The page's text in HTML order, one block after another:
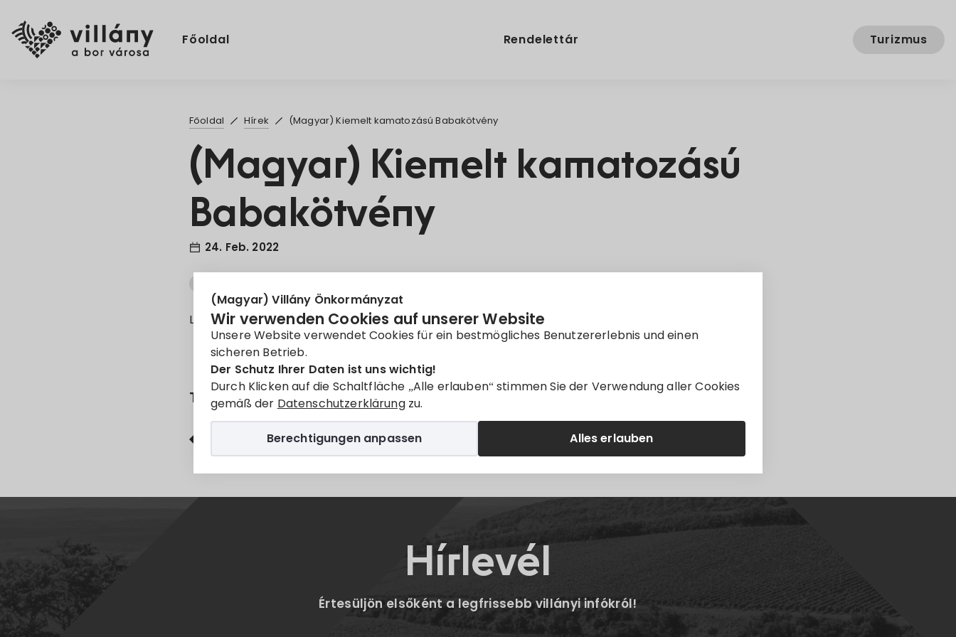
(Magyar) Villány Önkormányzat
Wir verwenden Cookies auf unserer Website
Unsere Website verwendet Cookies für ein bestmögliches Benutzererlebnis und einen
sicheren Betrieb.
Der Schutz Ihrer Daten ist uns wichtig!
Durch Klicken auf die Schaltfläche „Alle erlauben“ stimmen Sie der Verwendung aller Cookies
gemäß der Datenschutzerklärungzu.
Alles erlauben
Berechtigungen anpassen
Főoldal Rendelettár Turizmus
Főoldal Hírek (Magyar) Kiemelt kamatozású Babakötvény
(Magyar) Kiemelt kamatozású
Babakötvény
24. Feb. 2022
Leider ist der Eintrag nur aufMagyarverfügbar.
Teilen
Facebook Twitter E-mail
Hírlevél
Értesüljön elsőként a legfrissebb villányi infókról!